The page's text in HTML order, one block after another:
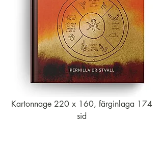
Kartonnage 220 x 160, färginlaga 174
sid